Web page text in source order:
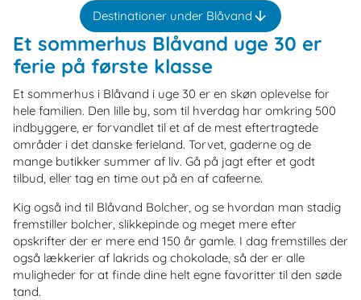
Destinationer under Blåvand
Et sommerhus Blåvand uge 30 er
ferie på første klasse
Et sommerhus i Blåvand i uge 30 er en skøn oplevelse for
hele familien. Den lille by, som til hverdag har omkring 500
indbyggere, er forvandlet til et af de mest eftertragtede
områder i det danske ferieland. Torvet, gaderne og de
mange butikker summer af liv. Gå på jagt efter et godt
tilbud, eller tag en time out på en af cafeerne.
Kig også ind til Blåvand Bolcher, og se hvordan man stadig
fremstiller bolcher, slikkepinde og meget mere efter
opskrifter der er mere end 150 år gamle. I dag fremstilles der
også lækkerier af lakrids og chokolade, så der er alle
muligheder for at finde dine helt egne favoritter til den søde
tand.